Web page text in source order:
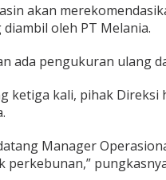
akan
oleh PT Melania.
ada pengukuran ulang
ketiga kali, pihak
Manager
perkebunan,”